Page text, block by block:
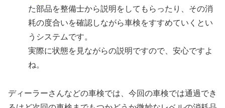
た部品を整備士から説明をしてもらったり、その消
耗の度合いを確認しながら車検をすすめていくとい
うシステムです。
実際に状態を見ながらの説明ですので、安心ですよ
ね。
ディーラーさんなどの車検では、今回の車検では通過でき